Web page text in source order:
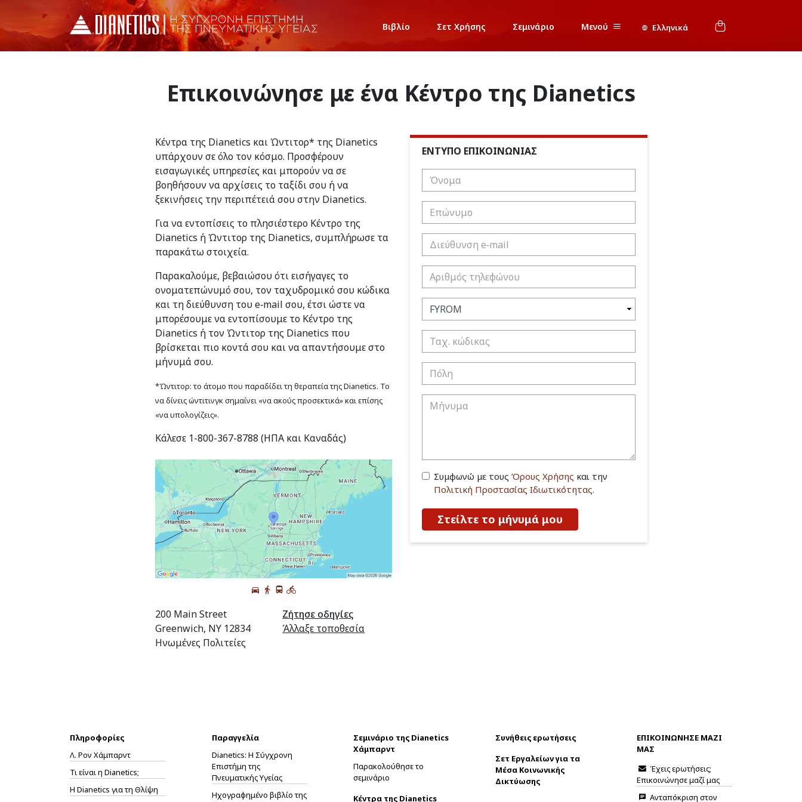
Βιβλίο Σετ Χρήσης Σεμινάριο Μενού Ελληνικά
Επικοινώνησε με ένα Κέντρο της Dianetics
Κέντρα της Dianetics και Ώντιτορ* της Dianetics
υπάρχουν σε όλο τον κόσμο. Προσφέρουν
εισαγωγικές υπηρεσίες και μπορούν να σε
βοηθήσουν να αρχίσεις το ταξίδι σου ή να
ξεκινήσεις την περιπέτειά σου στην Dianetics.
Για να εντοπίσεις το πλησιέστερο Κέντρο της
Dianetics ή Ώντιτορ της Dianetics, συμπλήρωσε τα
παρακάτω στοιχεία.
Παρακαλούμε, βεβαιώσου ότι εισήγαγες το
ονοματεπώνυμό σου, τον ταχυδρομικό σου κώδικα
και τη διεύθυνση του e‑mail σου, έτσι ώστε να
μπορέσουμε να εντοπίσουμε το Κέντρο της
Dianetics ή τον Ώντιτορ της Dianetics που
βρίσκεται πιο κοντά σου και να απαντήσουμε στο
μήνυμά σου.
*Ώντιτορ: το άτομο που παραδίδει τη θεραπεία της Dianetics. Το
να δίνεις ώντιτινγκ σημαίνει «να ακούς προσεκτικά» και επίσης
«να υπολογίζεις».
Κάλεσε 1-800-367-8788 (ΗΠΑ και Καναδάς)
200 Main Street
Greenwich, NY 12834
Ηνωμένες Πολιτείες
Ζήτησε οδηγίες
Άλλαξε τοποθεσία
ΕΝΤΥΠΟ ΕΠΙΚΟΙΝΩΝΙΑΣ
Συμφωνώ με τους Όρους Χρήσης και την
Πολιτική Προστασίας Ιδιωτικότητας.
Στείλτε το μήνυμά μου
Πληροφορίες
Λ. Ρον Χάμπαρντ
Τι είναι η Dianetics;
Η Dianetics για τη Θλίψη
Παραγγελία
Dianetics: Η Σύγχρονη
Επιστήμη της
Πνευματικής Υγείας
Ηχογραφημένο βιβλίο της
Σεμινάριο της Dianetics
Χάμπαρντ
Παρακολούθησε το
σεμινάριο
Κέντρα της Dianetics
Συνήθεις ερωτήσεις
Σετ Εργαλείων για τα
Μέσα Κοινωνικής
Δικτύωσης
ΕΠΙΚΟΙΝΩΝΗΣΕ ΜΑΖΙ
ΜΑΣ
Έχεις ερωτήσεις;
Επικοινώνησε μαζί μας
Ανταπόκριση στον